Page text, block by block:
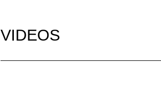
VIDEOS